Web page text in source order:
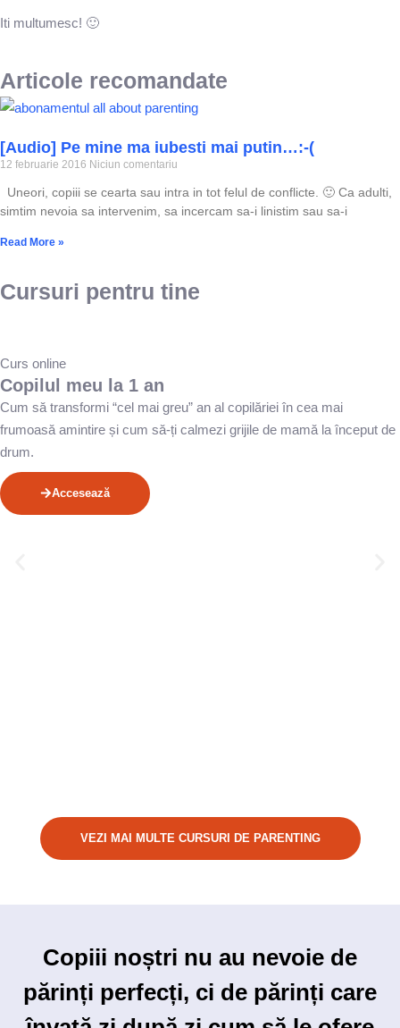
Iti multumesc! 🙂
Articole recomandate
[Audio] Pe mine ma iubesti mai putin…:-(
12 februarie 2016 Niciun comentariu
Uneori, copiii se cearta sau intra in tot felul de conflicte. 🙂 Ca adulti,
simtim nevoia sa intervenim, sa incercam sa-i linistim sau sa-i
Read More »
Cursuri pentru tine
Curs online
Copilul meu la 1 an
Cum să transformi “cel mai greu” an al copilăriei în cea mai
frumoasă amintire și cum să-ți calmezi grijile de mamă la început de
drum.
Accesează
VEZI MAI MULTE CURSURI DE PARENTING
Copiii noștri nu au nevoie de
părinți perfecți, ci de părinți care